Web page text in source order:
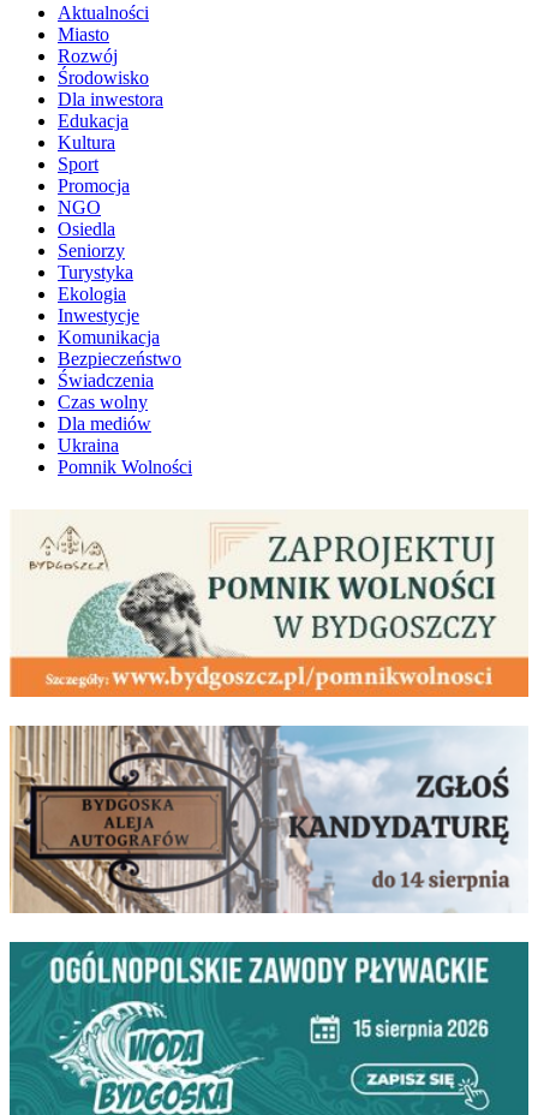
Aktualności
Miasto
Rozwój
Środowisko
Dla inwestora
Edukacja
Kultura
Sport
Promocja
NGO
Osiedla
Seniorzy
Turystyka
Ekologia
Inwestycje
Komunikacja
Bezpieczeństwo
Świadczenia
Czas wolny
Dla mediów
Ukraina
Pomnik Wolności